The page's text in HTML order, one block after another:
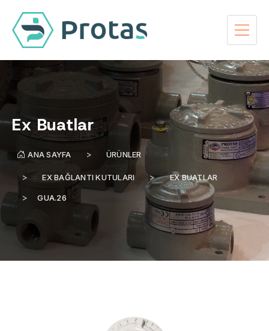
Ex Buatlar
ANA SAYFA ÜRÜNLER
EX BAĞLANTI KUTULARI EX BUATLAR
GUA.26